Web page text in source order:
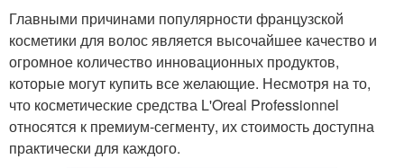
Главными причинами популярности французской
косметики для волос является высочайшее качество и
огромное количество инновационных продуктов,
которые могут купить все желающие. Несмотря на то,
что косметические средства L'Oreal Professionnel
относятся к премиум-сегменту, их стоимость доступна
практически для каждого.